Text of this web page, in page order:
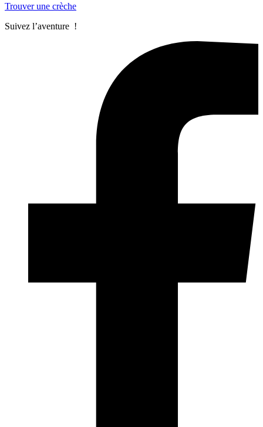
Trouver une crèche
Suivez l’aventure !